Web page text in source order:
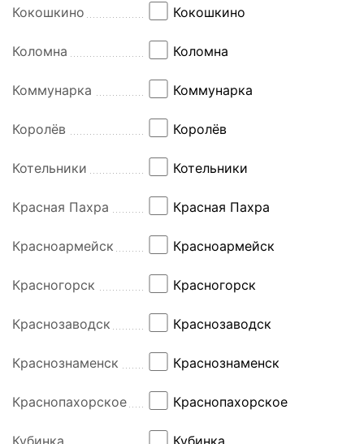
Кокошкино Кокошкино
Коломна Коломна
Коммунарка Коммунарка
Королёв Королёв
Котельники Котельники
Красная Пахра Красная Пахра
Красноармейск Красноармейск
Красногорск Красногорск
Краснозаводск Краснозаводск
Краснознаменск Краснознаменск
Краснопахорское Краснопахорское
Кубинка Кубинка